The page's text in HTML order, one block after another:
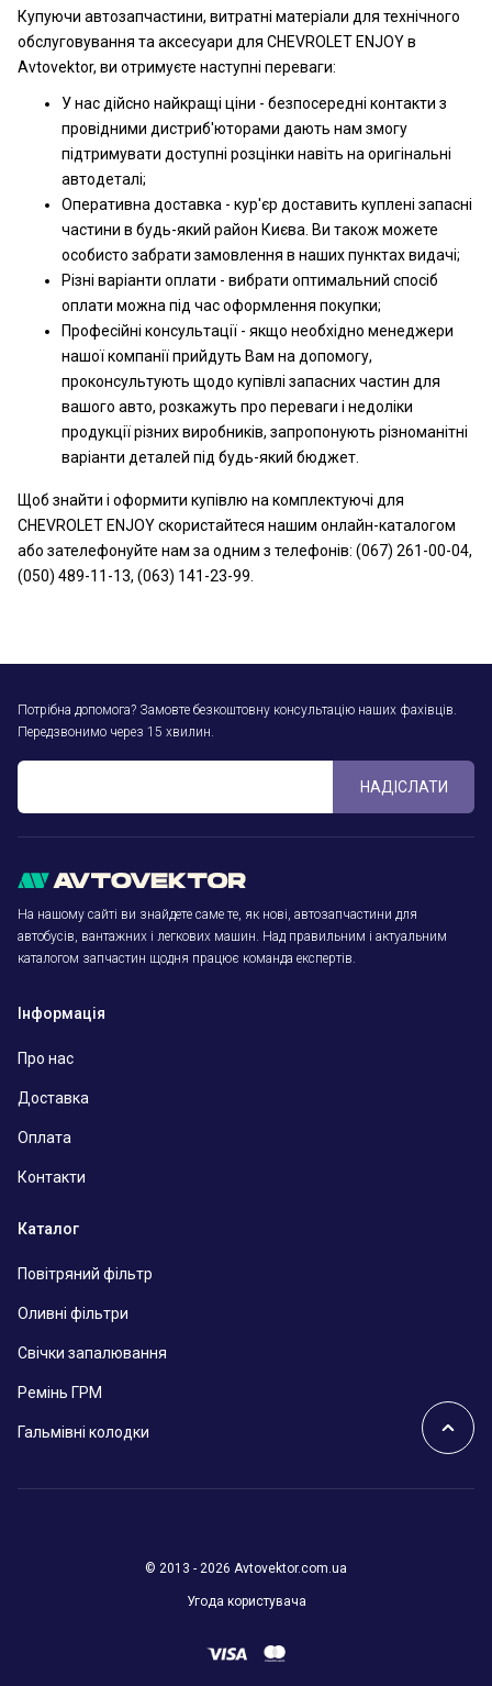
Купуючи автозапчастини, витратні матеріали для технічного
обслуговування та аксесуари для CHEVROLET ENJOY в
Avtovektor, ви отримуєте наступні переваги:
У нас дійсно найкращі ціни - безпосередні контакти з
провідними дистриб'юторами дають нам змогу
підтримувати доступні розцінки навіть на оригінальні
автодеталі;
Оперативна доставка - кур'єр доставить куплені запасні
частини в будь-який район Києва. Ви також можете
особисто забрати замовлення в наших пунктах видачі;
Різні варіанти оплати - вибрати оптимальний спосіб
оплати можна під час оформлення покупки;
Професійні консультації - якщо необхідно менеджери
нашої компанії прийдуть Вам на допомогу,
проконсультують щодо купівлі запасних частин для
вашого авто, розкажуть про переваги і недоліки
продукції різних виробників, запропонують різноманітні
варіанти деталей під будь-який бюджет.
Щоб знайти і оформити купівлю на комплектуючі для
CHEVROLET ENJOY скористайтеся нашим онлайн-каталогом
або зателефонуйте нам за одним з телефонів: (067) 261-00-04,
(050) 489-11-13, (063) 141-23-99.
Потрібна допомога? Замовте безкоштовну консультацію наших фахівців.
Передзвонимо через 15 хвилин.
НАДІСЛАТИ
На нашому сайті ви знайдете саме те, як нові, автозапчастини для
автобусів, вантажних і легкових машин. Над правильним і актуальним
каталогом запчастин щодня працює команда експертів.
Інформація
Про нас
Доставка
Оплата
Контакти
Каталог
Повітряний фільтр
Оливні фільтри
Свічки запалювання
Ремінь ГРМ
Гальмівні колодки
© 2013 - 2026 Avtovektor.com.ua
Угода користувача